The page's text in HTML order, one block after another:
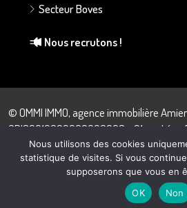
Secteur Boves
Nous recrutons !
© OMMI IMMO, agence immobilière
CPI80012022000000008 - 21 rue
Amiens - 03.22.43.57.28
Nous utilisons des cookies
statistique de visites. Si vous
supposerons que vous en
OK
Non